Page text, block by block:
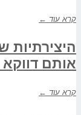
קרא עוד ←
היצירתיות
אותם
קרא עוד ←